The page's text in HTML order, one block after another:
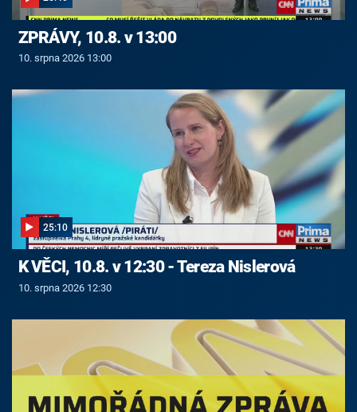
ZPRÁVY, 10.8. v 13:00
10. srpna 2026 13:00
25:10
K VĚCI, 10.8. v 12:30 - Tereza Nislerová
10. srpna 2026 12:30